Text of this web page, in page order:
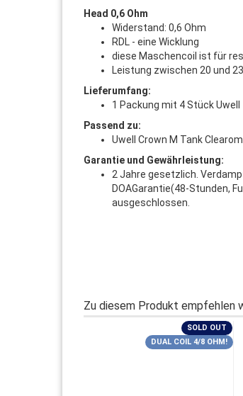
Head 0,6 Ohm
Widerstand: 0,6 Ohm
RDL - eine Wicklung
diese Maschencoil ist für
Leistung zwischen 20 und
Lieferumfang:
1 Packung mit 4 Stück
Passend zu:
Uwell Crown M Tank
Garantie und Gewährleistung:
2 Jahre gesetzlich.
DOAGarantie(48-Stunden,
ausgeschlossen.
Zu diesem Produkt empfehlen
SOLD OUT
DUAL COIL 4/8 OHM!